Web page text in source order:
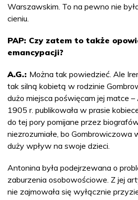
Warszawskim. To na pewno nie
cieniu.
PAP: Czy zatem to także
emancypacji?
A.G.: Można tak powiedzieć. Ale
tak silną kobietą w rodzinie
dużo miejsca poświęcam jej matce –
1905 r. publikowała w prasie
do tej pory pomijane przez
niezrozumiałe, bo Gombrowiczowa
duży wpływ na swoje dzieci.
Antonina była podejrzewana o
zaburzenia osobowościowe. Z jej
nie zajmowała się wyłącznie